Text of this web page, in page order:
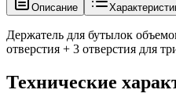
Описание
Держатель для бутылок
отверстия + 3 отверстия для
Технические